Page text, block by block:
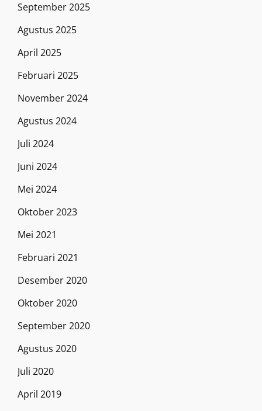
September 2025
Agustus 2025
April 2025
Februari 2025
November 2024
Agustus 2024
Juli 2024
Juni 2024
Mei 2024
Oktober 2023
Mei 2021
Februari 2021
Desember 2020
Oktober 2020
September 2020
Agustus 2020
Juli 2020
April 2019